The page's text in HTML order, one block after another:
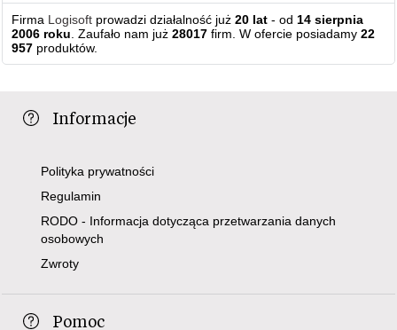
Firma Logisoft prowadzi działalność już20 lat - od 14 sierpnia
2006 roku . Zaufało nam już28017 firm. W ofercie posiadamy22
957 produktów.
Informacje
Polityka prywatności
Regulamin
RODO - Informacja dotycząca przetwarzania danych
osobowych
Zwroty
Pomoc